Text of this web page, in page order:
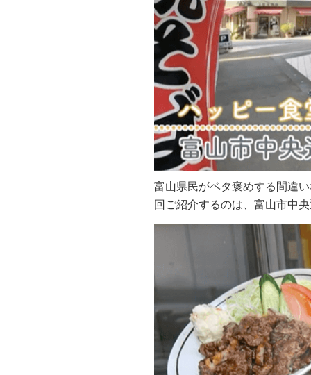
富山県民がベタ褒めする間違
回ご紹介するのは、富山市中